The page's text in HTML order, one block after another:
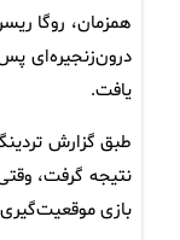
یافت.
بازی